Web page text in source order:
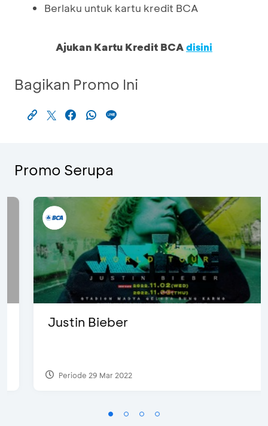
Berlaku untuk kartu kredit BCA
Ajukan Kartu Kredit BCAdisini
Bagikan Promo Ini
Promo Serupa
Justin Bieber
Periode 29 Mar 2022